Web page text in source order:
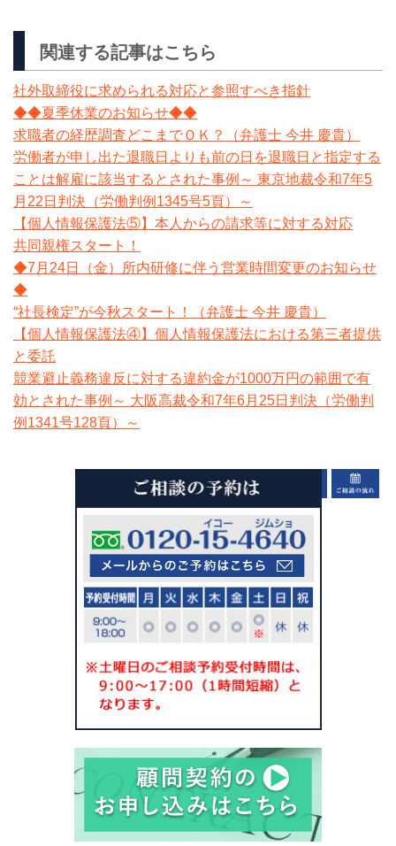
関連する記事はこちら
社外取締役に求められる対応と参照すべき指針
◆◆夏季休業のお知らせ◆◆
求職者の経歴調査どこまでＯＫ？（弁護士 今井 慶貴）
労働者が申し出た退職日よりも前の日を退職日と指定する
ことは解雇に該当するとされた事例～ 東京地裁令和7年5
月22日判決（労働判例1345号5頁）～
【個人情報保護法⑤】本人からの請求等に対する対応
共同親権スタート！
◆7月24日（金）所内研修に伴う営業時間変更のお知らせ
◆
“社長検定”が今秋スタート！（弁護士 今井 慶貴）
【個人情報保護法④】個人情報保護法における第三者提供
と委託
競業避止義務違反に対する違約金が1000万円の範囲で有
効とされた事例～ 大阪高裁令和7年6月25日判決（労働判
例1341号128頁）～